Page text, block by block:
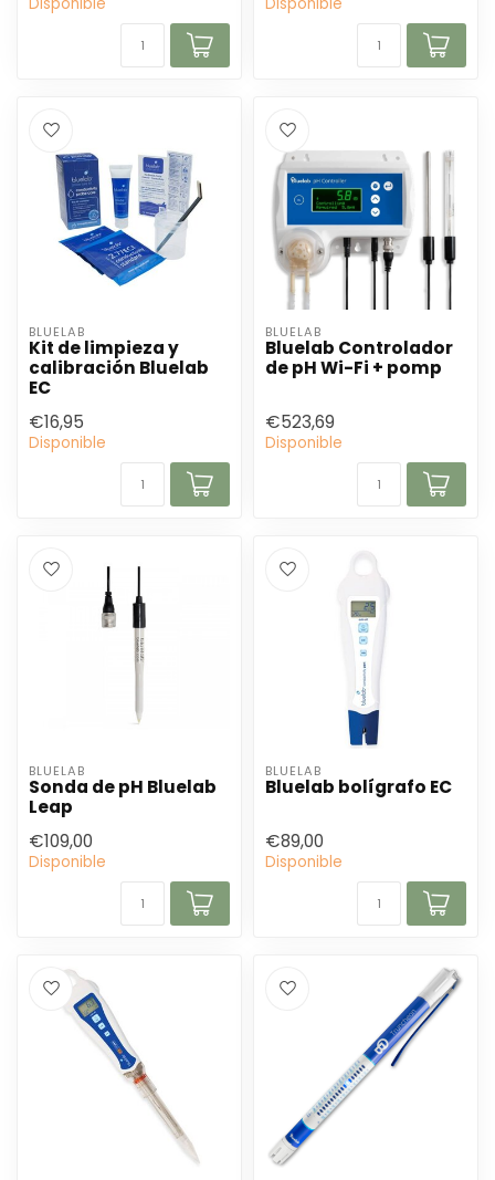
BLUELAB
Kit de limpieza y
calibración Bluelab
EC
€16,95
Disponible
BLUELAB
Bluelab Controlador
de pH Wi-Fi + pomp
€523,69
Disponible
BLUELAB
Sonda de pH Bluelab
Leap
€109,00
Disponible
BLUELAB
Bluelab bolígrafo EC
€89,00
Disponible